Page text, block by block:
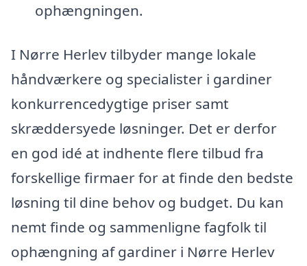
ophængningen.
I Nørre Herlev tilbyder mange lokale
håndværkere og specialister i gardiner
konkurrencedygtige priser samt
skræddersyede løsninger. Det er derfor
en god idé at indhente flere tilbud fra
forskellige firmaer for at finde den bedste
løsning til dine behov og budget. Du kan
nemt finde og sammenligne fagfolk til
ophængning af gardiner i Nørre Herlev